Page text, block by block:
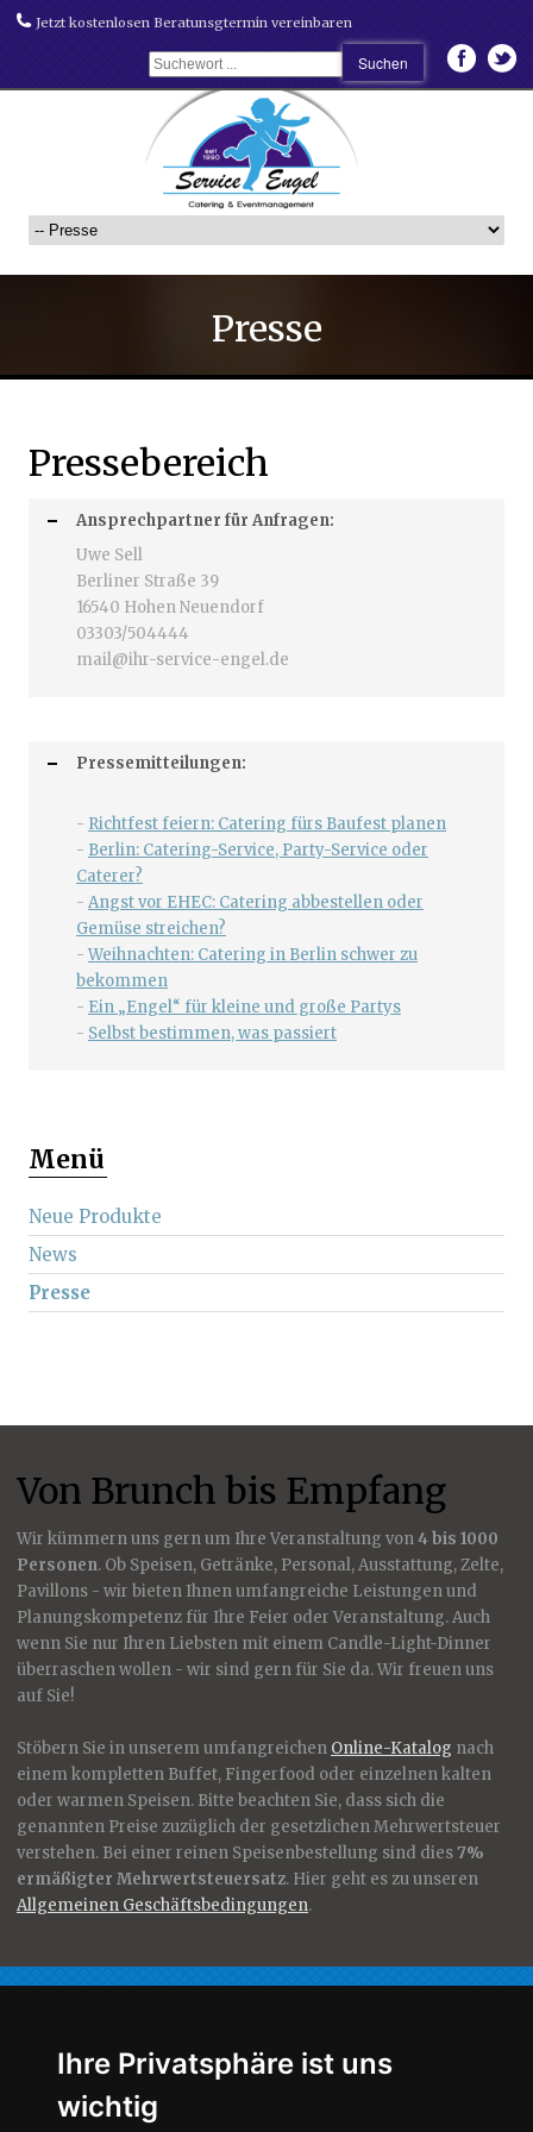
Ihre Privatsphäre ist uns
wichtig
Jetzt kostenlosen Beratunsgtermin vereinbaren
Presse
Pressebereich
Ansprechpartner für Anfragen:
Uwe Sell
Berliner Straße 39
16540 Hohen Neuendorf
03303/504444
mail@ihr-service-engel.de
Pressemitteilungen:
- Richtfest feiern: Catering fürs Baufest planen
- Berlin: Catering-Service, Party-Service oder
Caterer?
- Angst vor EHEC: Catering abbestellen oder
Gemüse streichen?
-Weihnachten: Catering in Berlin schwer zu
bekommen
- Ein „Engel“ für kleine und große Partys
- Selbst bestimmen, was passiert
Menü
Neue Produkte
News
Presse
Von Brunch bis Empfang
Wir kümmern uns gern um Ihre Veranstaltung von4 bis 1000
Personen. Ob Speisen, Getränke, Personal, Ausstattung, Zelte,
Pavillons - wir bieten Ihnen umfangreiche Leistungen und
Planungskompetenz für Ihre Feier oder Veranstaltung. Auch
wenn Sie nur Ihren Liebsten mit einem Candle-Light-Dinner
überraschen wollen - wir sind gern für Sie da. Wir freuen uns
auf Sie!
Stöbern Sie in unserem umfangreichen Online-Katalog nach
einem kompletten Buffet, Fingerfood oder einzelnen kalten
oder warmen Speisen. Bitte beachten Sie, dass sich die
genannten Preise zuzüglich der gesetzlichen Mehrwertsteuer
verstehen. Bei einer reinen Speisenbestellung sind dies7%
ermäßigter Mehrwertsteuersatz. Hier geht es zu unseren
Allgemeinen Geschäftsbedingungen.
Für Sie nur das Beste!
Qualität, Geschmack, Ästhetik -